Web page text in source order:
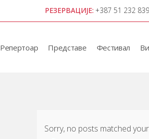
РЕЗЕРВАЦИЈЕ: +387 51 232 839
Репертоар Представе Фестивал
Sorry, no posts matched